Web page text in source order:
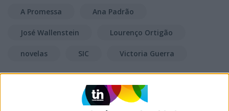
A Promessa Ana Padrão
José Wallenstein Lourenço Ortigão
novelas SIC Victoria Guerra